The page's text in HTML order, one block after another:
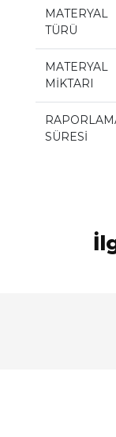
MATERYAL
TÜRÜ
MATERYAL
MİKTARI
SÜRESİ